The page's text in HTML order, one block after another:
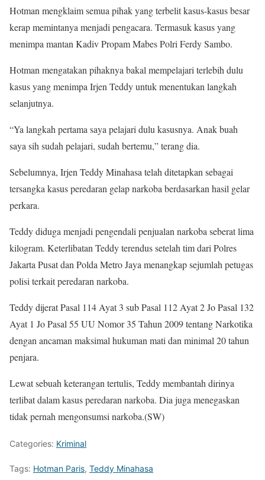
Hotman mengklaim semua pihak yang terbelit kasus-kasus besar
kerap memintanya menjadi pengacara. Termasuk kasus yang
menimpa mantan Kadiv Propam Mabes Polri Ferdy Sambo.
Hotman mengatakan pihaknya bakal mempelajari terlebih dulu
kasus yang menimpa Irjen Teddy untuk menentukan langkah
selanjutnya.
“Ya langkah pertama saya pelajari dulu kasusnya. Anak buah
saya sih sudah pelajari, sudah bertemu,” terang dia.
Sebelumnya, Irjen Teddy Minahasa telah ditetapkan sebagai
tersangka kasus peredaran gelap narkoba berdasarkan hasil gelar
perkara.
Teddy diduga menjadi pengendali penjualan narkoba seberat lima
kilogram. Keterlibatan Teddy terendus setelah tim dari Polres
Jakarta Pusat dan Polda Metro Jaya menangkap sejumlah petugas
polisi terkait peredaran narkoba.
Teddy dijerat Pasal 114 Ayat 3 sub Pasal 112 Ayat 2 Jo Pasal 132
Ayat 1 Jo Pasal 55 UU Nomor 35 Tahun 2009 tentang Narkotika
dengan ancaman maksimal hukuman mati dan minimal 20 tahun
penjara.
Lewat sebuah keterangan tertulis, Teddy membantah dirinya
terlibat dalam kasus peredaran narkoba. Dia juga menegaskan
tidak pernah mengonsumsi narkoba.(SW)
Categories: Kriminal
Tags: Hotman Paris, Teddy Minahasa